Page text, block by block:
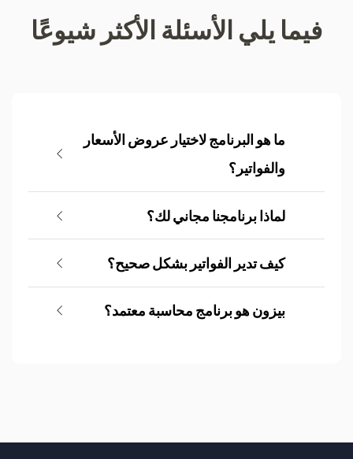
فيما يلي الأسئلة الأكثر شيوعًا
ما هو البرنامج لاختيار عروض الأسعار
والفواتير؟
لماذا برنامجنا مجاني لك؟
كيف تدير الفواتير بشكل صحيح؟
بيزون هو برنامج محاسبة معتمد؟